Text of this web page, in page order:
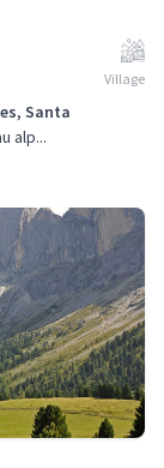
Village
, Santa
alp...